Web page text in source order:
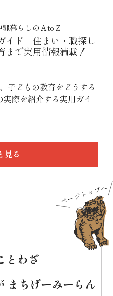
縄暮らしのＡtoＺ
イド 住まい・職探し
まで実用情報満載！
子どもの教育をどうする
際を紹介する実用ガイ
見る
とわざ
まちげーみーらん